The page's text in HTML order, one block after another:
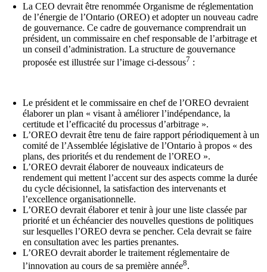
La CEO devrait être renommée Organisme de réglementation
de l’énergie de l’Ontario (OREO) et adopter un nouveau cadre
de gouvernance. Ce cadre de gouvernance comprendrait un
président, un commissaire en chef responsable de l’arbitrage et
un conseil d’administration. La structure de gouvernance
proposée est illustrée sur l’image ci-dessous7 :
Le président et le commissaire en chef de l’OREO devraient
élaborer un plan « visant à améliorer l’indépendance, la
certitude et l’efficacité du processus d’arbitrage ».
L’OREO devrait être tenu de faire rapport périodiquement à un
comité de l’Assemblée législative de l’Ontario à propos « des
plans, des priorités et du rendement de l’OREO ».
L’OREO devrait élaborer de nouveaux indicateurs de
rendement qui mettent l’accent sur des aspects comme la durée
du cycle décisionnel, la satisfaction des intervenants et
l’excellence organisationnelle.
L’OREO devrait élaborer et tenir à jour une liste classée par
priorité et un échéancier des nouvelles questions de politiques
sur lesquelles l’OREO devra se pencher. Cela devrait se faire
en consultation avec les parties prenantes.
L’OREO devrait aborder le traitement réglementaire de
l’innovation au cours de sa première année8.